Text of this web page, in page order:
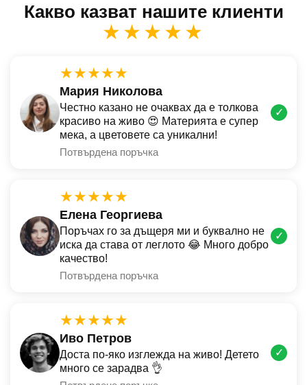
Какво казват нашите клиенти
★★★★★
★★★★★
Мария Николова
Честно казано не очаквах да е толкова
красиво на живо 😍 Материята е супер
мека, а цветовете са уникални!
Потвърдена поръчка
✓
★★★★★
Елена Георгиева
Поръчах го за дъщеря ми и буквално не
иска да става от леглото 😂 Много добро
качество!
Потвърдена поръчка
✓
★★★★★
Иво Петров
Доста по-яко изглежда на живо! Детето
много се зарадва 👌
✓